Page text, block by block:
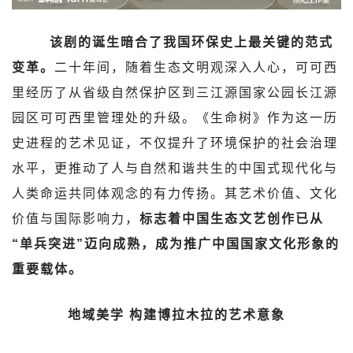
该剧的诞生暗合了我国环保史上最关键的范式
变革。 二十年间，随着生态文明观深入人心，可可西
里经历了从省级自然保护区到三江源国家公园长江源
园区可可西里管理处的升级。《生命树》作为这一历
史进程的艺术见证，不仅提升了环境保护的社会治理
水平，更推动了人与自然和谐共生的中国式现代化与
人类命运共同体观念的有力传扬。其艺术价值、文化
价值与国际影响力， 标志着中国生态文艺创作已从
“单兵突进”迈向成熟，成为推广中国国家文化形象的
重要载体。
地域美学 构建博拉木拉的艺术意象